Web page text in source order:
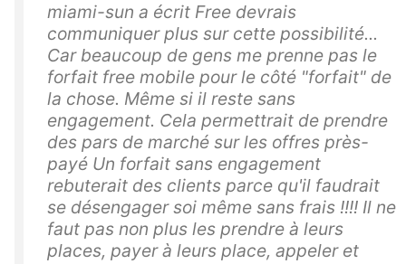
miami-sun a écrit Free devrais
communiquer plus sur cette possibilité...
Car beaucoup de gens me prenne pas le
forfait free mobile pour le côté "forfait" de
la chose. Même si il reste sans
engagement. Cela permettrait de prendre
des pars de marché sur les offres près-
payé Un forfait sans engagement
rebuterait des clients parce qu'il faudrait
se désengager soi même sans frais !!!! Il ne
faut pas non plus les prendre à leurs
places, payer à leurs place, appeler et